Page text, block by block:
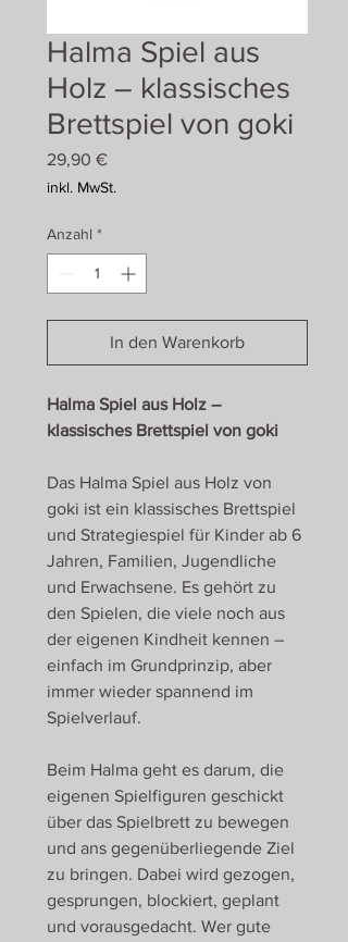
Halma Spiel aus
Holz – klassisches
Brettspiel von goki
29,90 €Preis
inkl. MwSt.
Anzahl *
In den Warenkorb
Halma Spiel aus Holz –
klassisches Brettspiel von goki
Das Halma Spiel aus Holz von
goki ist ein klassisches Brettspiel
und Strategiespiel für Kinder ab 6
Jahren, Familien, Jugendliche
und Erwachsene. Es gehört zu
den Spielen, die viele noch aus
der eigenen Kindheit kennen –
einfach im Grundprinzip, aber
immer wieder spannend im
Spielverlauf.
Beim Halma geht es darum, die
eigenen Spielfiguren geschickt
über das Spielbrett zu bewegen
und ans gegenüberliegende Ziel
zu bringen. Dabei wird gezogen,
gesprungen, blockiert, geplant
und vorausgedacht. Wer gute